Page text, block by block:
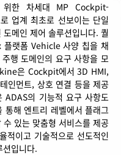
위한 차세대 MP Cockpit-
업계 최초로 선보이는 단일
메인 제어 솔루션입니다. 퀄
랫폼 Vehicle 사양 칩을 채
행 도메인의 요구 사항을 모
은 Cockpit에서 3D HMI,
인먼트, 상호 연결 등을 제공
의 기능적 요구 사항도
통해 엔트리 레벨에서 플래그
있는 맞춤형 서비스를 제공
적이고 기술적으로 선도적인
입니다.